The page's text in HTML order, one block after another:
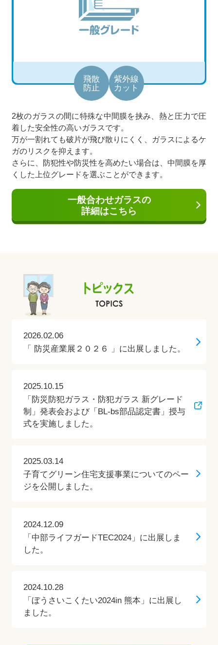
飛散
防止
紫外線
カット
2枚のガラスの間に特殊な中間膜を挟み、熱と圧力で圧
着した安全性の高いガラスです。
万が一割れても破片が飛び散りにくく、ガラスによるケ
ガのリスクを抑えます。
さらに、防犯性や防災性を高めたい場合は、中間膜を厚
くした上位グレードを選ぶことができます。
一般合わせガラスの
詳細はこちら
2026.02.06
「 防災産業展２０２６ 」に出展しました。
2025.10.15
「防災防犯ガラス・防犯ガラス 新グレード
制」発表会および「BL-bs部品認定書」授与
式を実施しました。
2025.03.14
子育てグリーン住宅支援事業についてのペー
ジを公開しました。
2024.12.09
「中部ライフガードTEC2024」に出展しま
した。
2024.10.28
「ぼうさいこくたい2024in 熊本」に出展し
ました。